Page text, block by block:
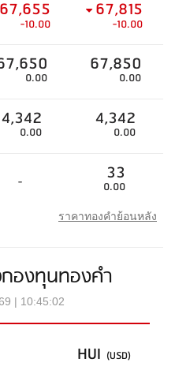
67,655
-10.00
67,815
-10.00
0.00
67,850
0.00
4,342
0.00
4,342
0.00
- 33
0.00
ราคาทองคำย้อนหลัง
กองทุนทองคำ
| 10:45:02
HUI (USD)